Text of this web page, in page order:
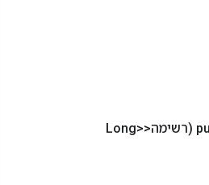
(רשימה<Long>